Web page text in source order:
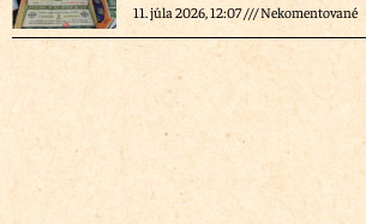
11. júla 2026, 12:07 Nekomentované